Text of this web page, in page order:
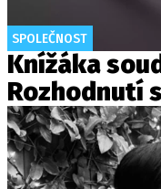
SPOLEČNOST
Knížáka
Rozhodnutí